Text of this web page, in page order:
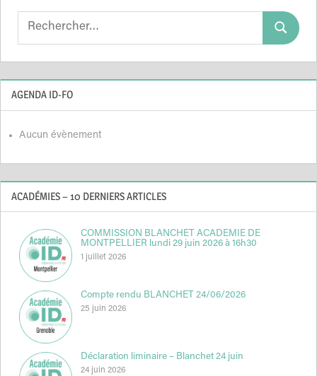
Search
Search
AGENDA ID-FO
Aucun évènement
ACADÉMIES – 10 DERNIERS ARTICLES
COMMISSION BLANCHET ACADEMIE DE
MONTPELLIER lundi 29 juin 2026 à 16h30
1 juillet 2026
Compte rendu BLANCHET 24/06/2026
25 juin 2026
Déclaration liminaire – Blanchet 24 juin
24 juin 2026